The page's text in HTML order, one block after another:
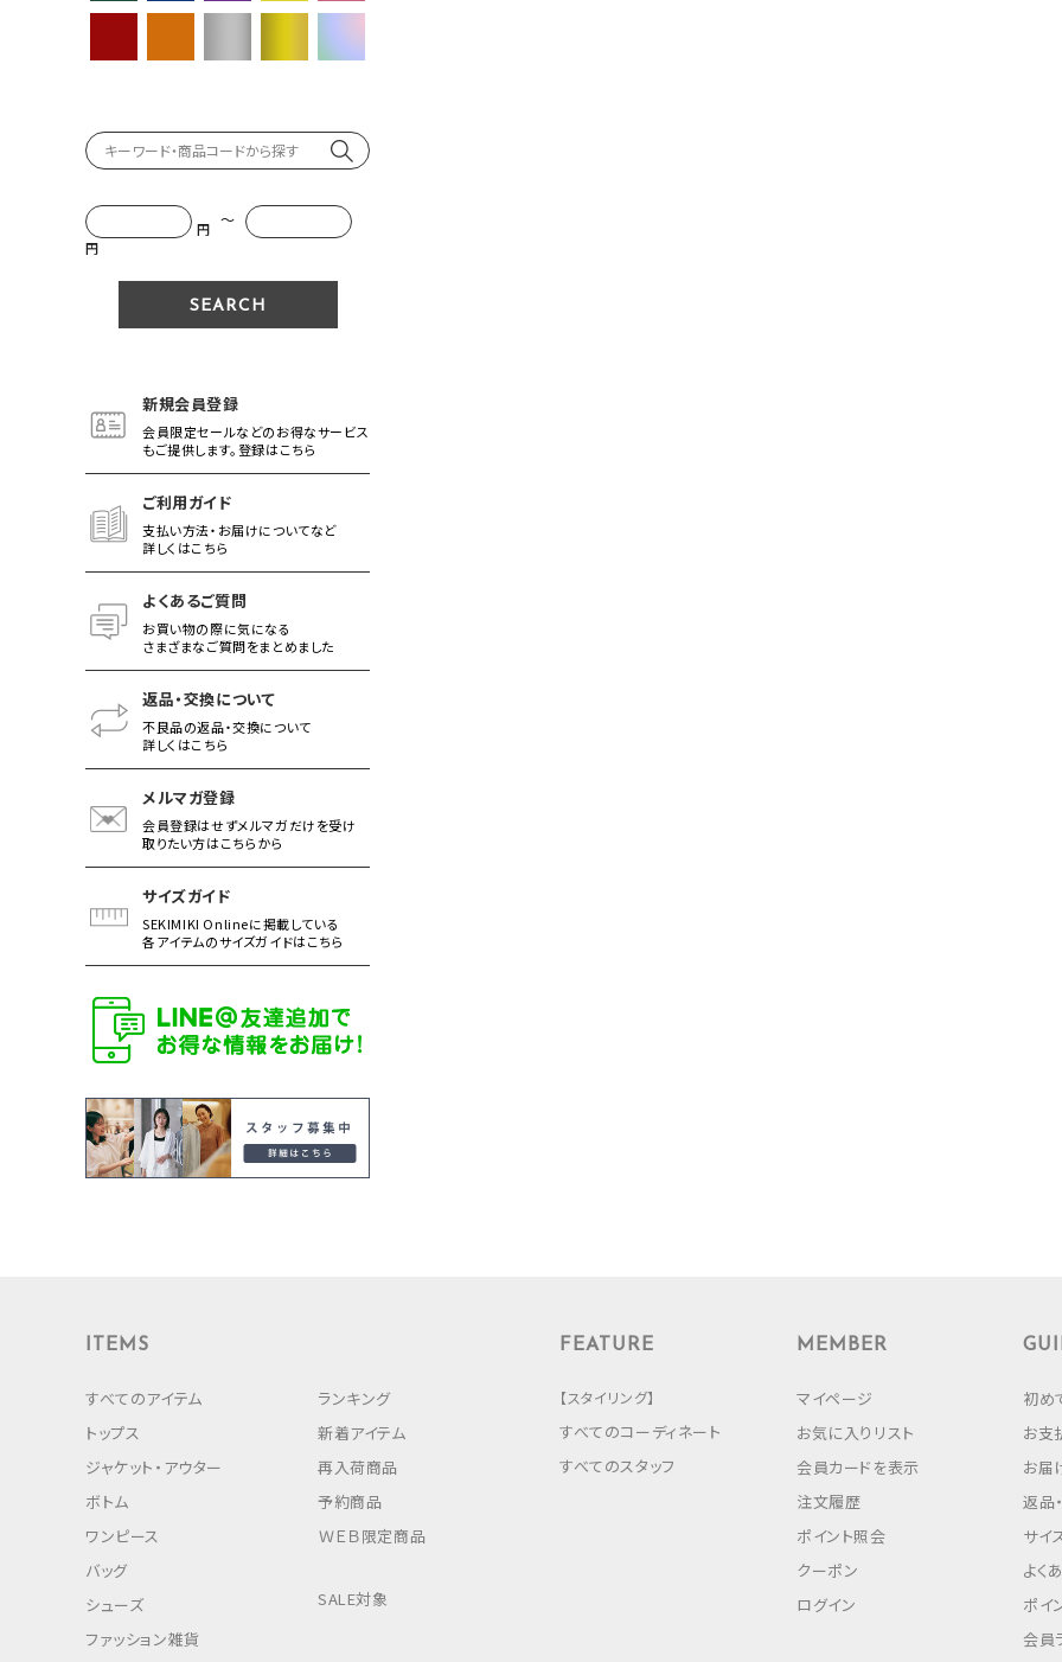
円 ～
円
新規会員登録
会員限定セールなどのお得なサービス
もご提供します。登録はこちら
ご利用ガイド
支払い方法・お届けについてなど
詳しくはこちら
よくあるご質問
お買い物の際に気になる
さまざまなご質問をまとめました
返品・交換について
不良品の返品・交換について
詳しくはこちら
メルマガ登録
会員登録はせずメルマガだけを受け
取りたい方はこちらから
サイズガイド
SEKIMIKI Onlineに掲載している
各アイテムのサイズガイドはこちら
ITEMS
すべてのアイテム
トップス
ジャケット・アウター
ボトム
ワンピース
バッグ
シューズ
ファッション雑貨
ランキング
新着アイテム
再入荷商品
予約商品
ＷＥＢ限定商品
SALE対象
FEATURE
【スタイリング】
すべてのコーディネート
すべてのスタッフ
MEMBER
マイページ
お気に入りリスト
会員カードを表示
注文履歴
ポイント照会
クーポン
ログイン
初め
お支
お届
返品
サイ
よく
ポイ
会員